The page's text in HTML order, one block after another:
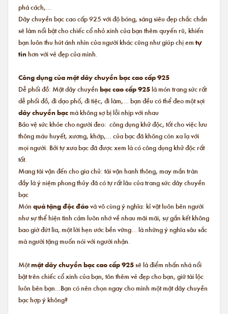
phá cách,…
Dây chuyền bạc cao cấp 925 với độ bóng, sáng siêu đẹp chắc chắn
sẽ làm nổi bật cho chiếc cổ nhỏ xinh của bạn thêm quyến rũ, khiến
bạn luôn thu hút ánh nhìn của người khác cũng như giúp chị em tự
tinhơn với vẻ đẹp của mình.
Công dụng của mặt dây chuyền bạc cao cấp 925
Dễ phối đồ: Mặt dây chuyền bạc cao cấp 925là món trang sức rất
dễ phối đồ, đi dạo phố, đi tiệc, đi làm,… bạn đều có thể đeo một sợi
dây chuyền bạcmà không sợ bị lỗi nhịp với nhau
Bảo vệ sức khỏe cho người đeo: công dụng khử độc, tốt cho việc lưu
thông máu huyết, xương, khớp,… của bạc đã không còn xa lạ với
mọi người. Bởi tự xưa bạc đã được xem là có công dụng khử độc rất
tốt.
Mang tài vận đến cho gia chủ: tài vận hanh thông, may mắn tràn
đầy là ý niệm phong thủy đã có tự rất lâu của trang sức dây chuyền
bạc
Món quà tặng độc đáovà vô cùng ý nghĩa: kỉ vật luôn bên người
như sự thể hiện tình cảm luôn nhớ về nhau mãi mãi, sự gắn kết không
bao giờ đứt lìa, một lời hẹn ước bền vững… là những ý nghĩa sâu sắc
mà người tặng muốn nói với người nhận.
Mộtmặt dây chuyền bạc cao cấp 925sẽ là điểm nhấn nhá nổi
bật trên chiếc cổ xinh của bạn, tôn thêm vẻ đẹp cho bạn, giữ tài lộc
luôn bên bạn…Bạn có nên chọn ngay cho mình một mặt dây chuyền
bạc hợp ý không?